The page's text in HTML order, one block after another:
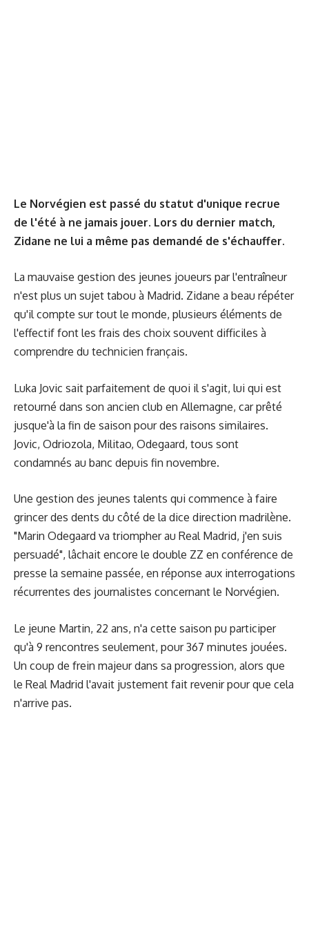
Le Norvégien est passé du statut d'unique recrue
de l'été à ne jamais jouer. Lors du dernier match,
Zidane ne lui a même pas demandé de s'échauffer.
La mauvaise gestion des jeunes joueurs par l'entraîneur
n'est plus un sujet tabou à Madrid. Zidane a beau répéter
qu'il compte sur tout le monde, plusieurs éléments de
l'effectif font les frais des choix souvent difficiles à
comprendre du technicien français.
Luka Jovic sait parfaitement de quoi il s'agit, lui qui est
retourné dans son ancien club en Allemagne, car prêté
jusque'à la fin de saison pour des raisons similaires.
Jovic, Odriozola, Militao, Odegaard, tous sont
condamnés au banc depuis fin novembre.
Une gestion des jeunes talents qui commence à faire
grincer des dents du côté de la dice direction madrilène.
"Marin Odegaard va triompher au Real Madrid, j'en suis
persuadé", lâchait encore le double ZZ en conférence de
presse la semaine passée, en réponse aux interrogations
récurrentes des journalistes concernant le Norvégien.
Le jeune Martin, 22 ans, n'a cette saison pu participer
qu'à 9 rencontres seulement, pour 367 minutes jouées.
Un coup de frein majeur dans sa progression, alors que
le Real Madrid l'avait justement fait revenir pour que cela
n'arrive pas.